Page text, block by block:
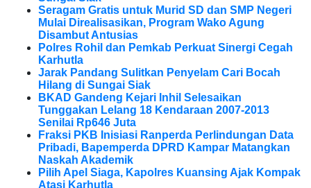
Seragam Gratis untuk Murid SD dan SMP Negeri
Mulai Direalisasikan, Program Wako Agung
Disambut Antusias
Polres Rohil dan Pemkab Perkuat Sinergi Cegah
Karhutla
Jarak Pandang Sulitkan Penyelam Cari Bocah
Hilang di Sungai Siak
BKAD Gandeng Kejari Inhil Selesaikan
Tunggakan Lelang 18 Kendaraan 2007-2013
Senilai Rp646 Juta
Fraksi PKB Inisiasi Ranperda Perlindungan Data
Pribadi, Bapemperda DPRD Kampar Matangkan
Naskah Akademik
Pilih Apel Siaga, Kapolres Kuansing Ajak Kompak
Atasi Karhutla